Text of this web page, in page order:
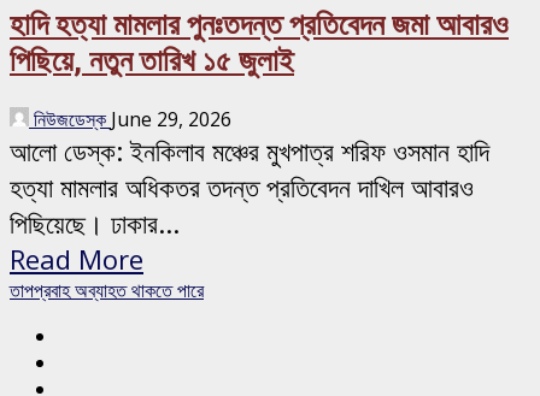
হাদি হত্যা মামলার পুনঃতদন্ত প্রতিবেদন জমা আবারও
পিছিয়ে, নতুন তারিখ ১৫ জুলাই
নিউজডেস্ক June 29, 2026
আলো ডেস্ক: ইনকিলাব মঞ্চের মুখপাত্র শরিফ ওসমান হাদি
হত্যা মামলার অধিকতর তদন্ত প্রতিবেদন দাখিল আবারও
পিছিয়েছে। ঢাকার...
Read More
তাপপ্রবাহ অব্যাহত থাকতে পারে